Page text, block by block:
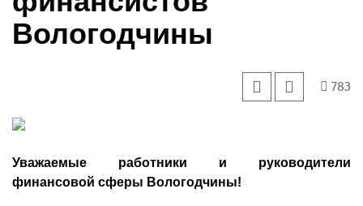
Вологодчины
783
Уважаемые работники и руководители
финансовой сферы Вологодчины!